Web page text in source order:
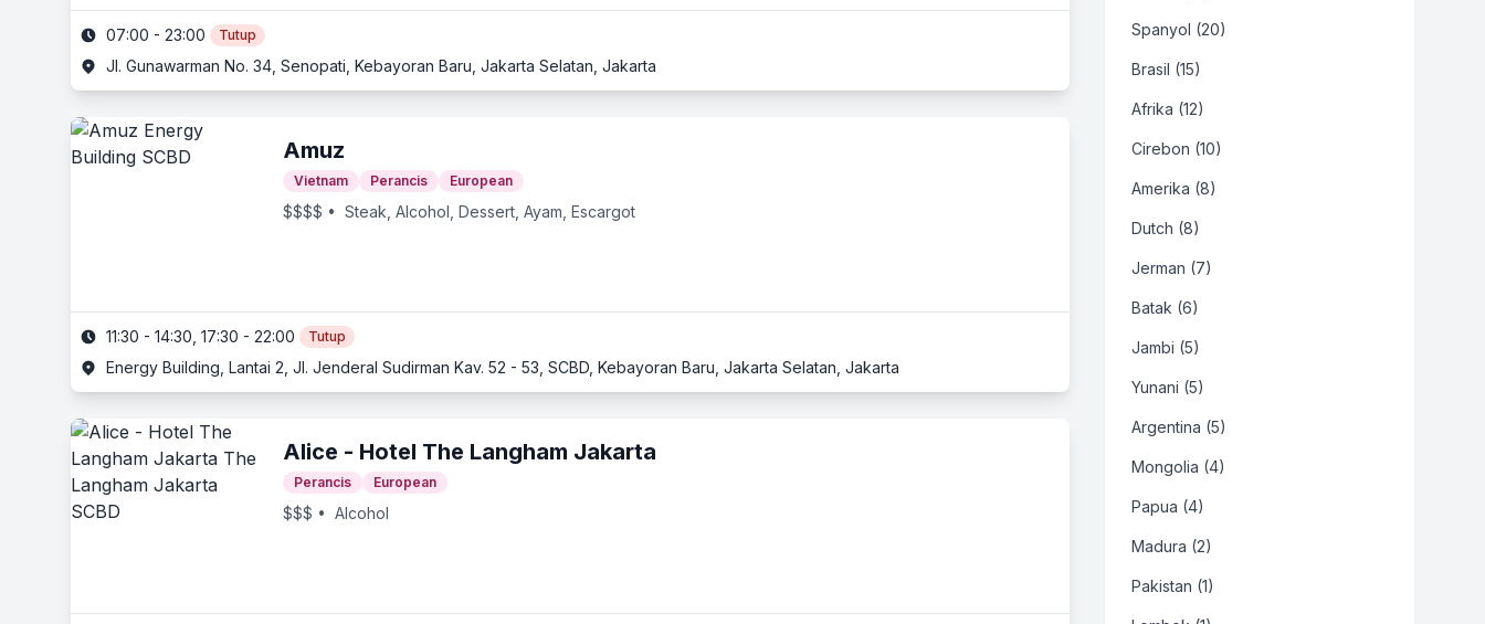
07:00 - 23:00 Tutup
Jl. Gunawarman No. 34, Senopati, Kebayoran Baru, Jakarta Selatan, Jakarta
Amuz
Vietnam Perancis European
$$$$ • Steak, Alcohol, Dessert, Ayam, Escargot
11:30 - 14:30, 17:30 - 22:00 Tutup
Energy Building, Lantai 2, Jl. Jenderal Sudirman Kav. 52 - 53, SCBD, Kebayoran Baru, Jakarta Selatan, Jakarta
Alice - Hotel The Langham Jakarta
Perancis European
$$$ • Alcohol
Spanyol (20)
Brasil (15)
Afrika (12)
Cirebon (10)
Amerika (8)
Dutch (8)
Jerman (7)
Batak (6)
Jambi (5)
Yunani (5)
Argentina (5)
Mongolia (4)
Papua (4)
Madura (2)
Pakistan (1)